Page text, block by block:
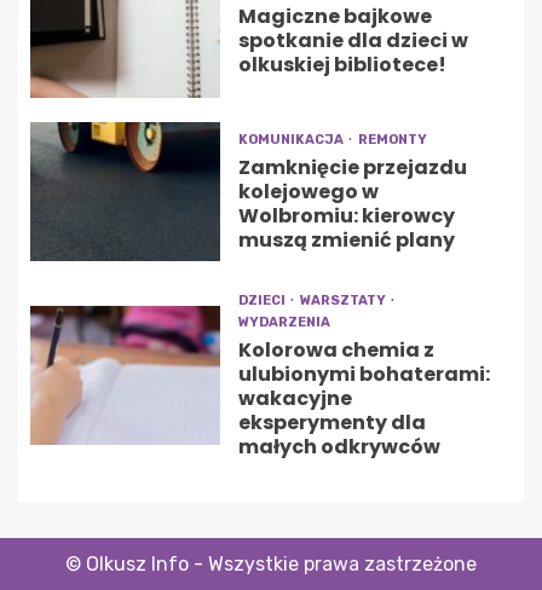
Magiczne bajkowe
spotkanie dla dzieci w
olkuskiej bibliotece!
KOMUNIKACJA REMONTY
Zamknięcie przejazdu
kolejowego w
Wolbromiu: kierowcy
muszą zmienić plany
DZIECI
WARSZTATY
WYDARZENIA
Kolorowa chemia z
ulubionymi bohaterami:
wakacyjne
eksperymenty dla
małych odkrywców
© Olkusz Info - Wszystkie prawa zastrzeżone